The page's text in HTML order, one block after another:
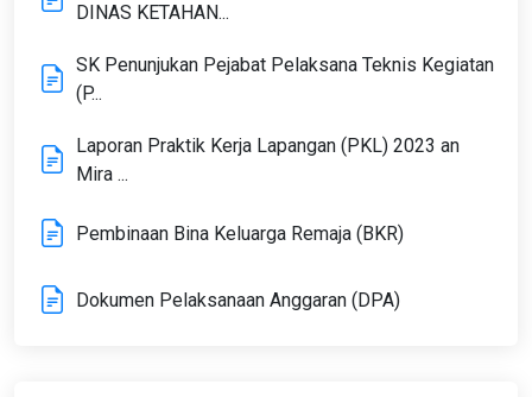
DINAS KETAHAN...
SK Penunjukan Pejabat Pelaksana Teknis Kegiatan
(P...
Laporan Praktik Kerja Lapangan (PKL) 2023 an
Mira ...
Pembinaan Bina Keluarga Remaja (BKR)
Dokumen Pelaksanaan Anggaran (DPA)